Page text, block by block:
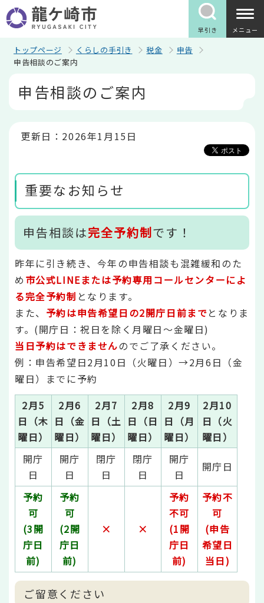
の
ペ
早引き メニュー
トップページ くらしの手引き 税金
申告
申告相談のご案内
申告相談のご案内
更新日：2026年1月15日
重要なお知らせ
申告相談は完全予約制です！
昨年に引き続き、今年の申告相談も混雑緩和のた
め 市公式LINEまたは予約専用コールセンターによ
る完全予約制 となります。
また、 予約は申告希望日の2開庁日前までとなりま
す。(開庁日：祝日を除く月曜日～金曜日)
当日予約はできませんのでご了承ください。
例：申告希望日2月10日（火曜日）→2月6日（金
曜日）までに予約
2月5
日（木
曜日）
2月6
日（金
曜日）
2月7
日（土
曜日）
2月8
日（日
曜日）
2月9
日（月
曜日）
2月10
日（火
曜日）
開庁
日
開庁
日
閉庁
日
閉庁
日
開庁
日
開庁日
予約
可
(3開
庁日
前)
予約
可
(2開
庁日
前)
× ×
予約
不可
(1開
庁日
前)
予約不
可
(申告
希望日
当日)
ご留意ください